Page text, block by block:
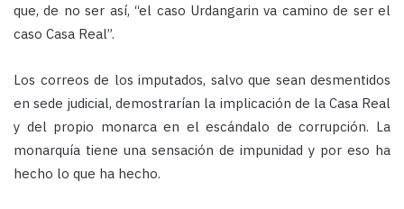
que, de no ser así, “el caso Urdangarin va camino de ser el
caso Casa Real”.
Los correos de los imputados, salvo que sean desmentidos
en sede judicial, demostrarían la implicación de la Casa Real
y del propio monarca en el escándalo de corrupción. La
monarquía tiene una sensación de impunidad y por eso ha
hecho lo que ha hecho.